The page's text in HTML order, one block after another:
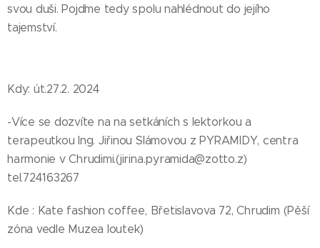
svou duši. Pojďme tedy spolu nahlédnout do jejího
tajemství.
Kdy: út.27.2. 2024
-Více se dozvíte na na setkáních s lektorkou a
terapeutkou Ing. Jiřinou Slámovou z PYRAMIDY, centra
harmonie v Chrudimi.(jirina.pyramida@zotto.z)
tel.724163267
Kde : Kate fashion coffee, Břetislavova 72, Chrudim (Pěší
zóna vedle Muzea loutek)